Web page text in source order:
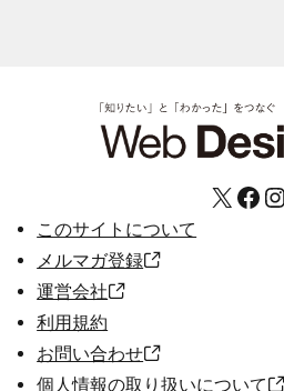
X Facebook Instagram
このサイトについて
メルマガ登録
運営会社
利用規約
お問い合わせ
個人情報の取り扱いについて